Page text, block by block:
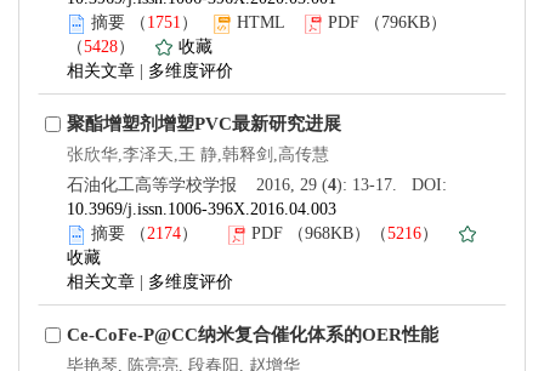
摘要 （ 1751 ） HTML PDF （796KB）
（5428）
收藏
相关文章
多维度评价
聚酯增塑剂增塑PVC最新研究进展
张欣华,李泽天,王 静,韩释剑,高传慧
石油化工高等学校学报 2016, 29 (4): 13-17. DOI:
10.3969/j.issn.1006-396X.2016.04.003
摘要 （ 2174） PDF （968KB）（5216）
收藏
相关文章
多维度评价
Ce-CoFe-P@CC纳米复合催化体系的OER性能
毕艳琴, 陈亮亮, 段春阳, 赵增华